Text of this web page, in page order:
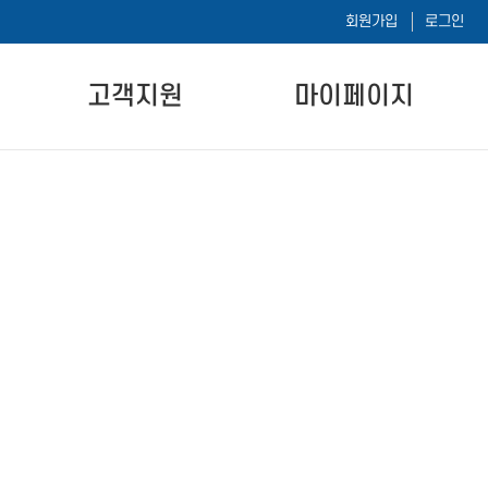
회원가입 로그인
고객지원 마이페이지